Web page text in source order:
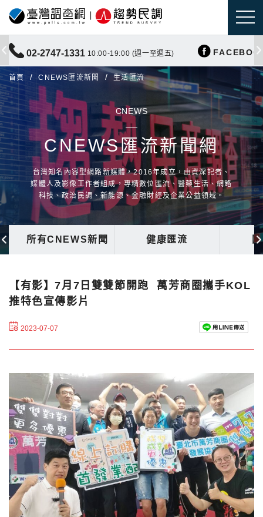
02-2747-1331 10:00-19:00 (週一至週五)
首頁 CNEWS匯流新聞 生活匯流
CNEWS
CNEWS匯流新聞網
台灣知名內容型網路新媒體，2016年成立，由資深記者、
媒體人及影像工作者組成，專精數位匯流、醫藥生活、網路
科技、政治民調、新能源、金融財經及企業公益領域。
所有CNEWS新聞 健康匯流
【有影】7月7日雙雙節開跑 萬芳商圈攜手KOL
推特色宣傳影片
2023-07-07